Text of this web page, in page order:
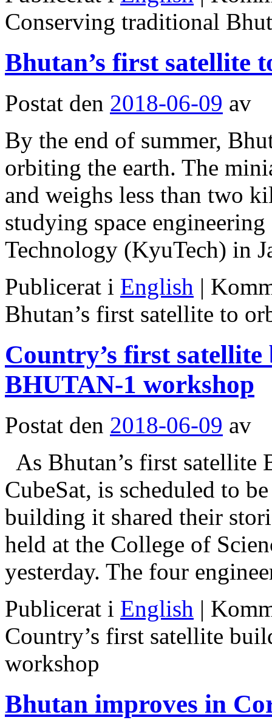
Conserving traditional
Bhutan’s first satellite
Postat den 2018-06-09 av
By the end of summer,
orbiting the earth. The
and weighs less than two
studying space
Technology (KyuTech) in
Publicerat i English |
Bhutan’s first satellite to
Country’s first
BHUTAN-1 workshop
Postat den 2018-06-09 av
As Bhutan’s first
CubeSat, is scheduled to
building it shared their
held at the College of
yesterday. The four
Publicerat i English |
Country’s first satellite
workshop
Bhutan improves in